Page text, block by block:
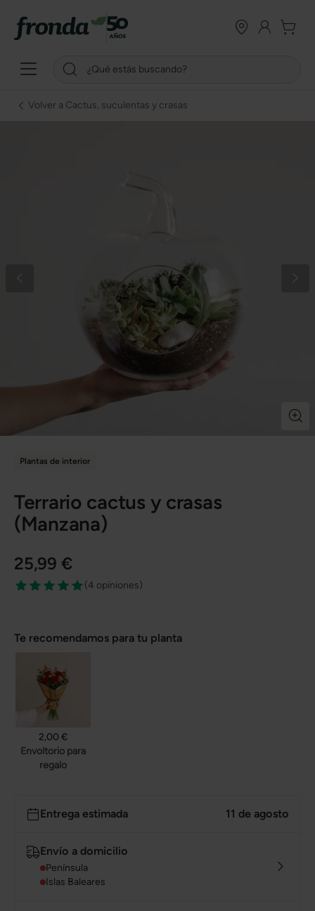
Volver a Cactus, suculentas y crasas
Plantas de interior
Terrario cactus y crasas
(Manzana)
25,99 €
(4 opiniones)
Te recomendamos para tu planta
2,00 €
Envoltorio para
regalo
Entrega estimada 11 de agosto
Envío a domicilio
Península
Islas Baleares